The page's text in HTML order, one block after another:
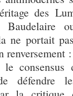
des
Baudelaire
ne portait
renversement
consensus
défendre